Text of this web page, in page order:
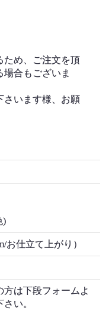
ため、ご注文を頂
合もございま
さいます様、お願
)
お仕立て上がり）
方は下段フォームよ
い。